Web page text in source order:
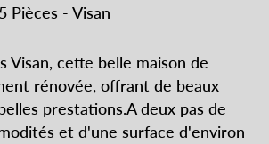
Pièces - Visan
Visan, cette belle maison de
rénovée, offrant de beaux
prestations.A deux pas de
et d'une surface d'environ